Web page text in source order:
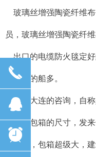
玻璃丝增强陶瓷纤维
员，玻璃丝增强陶瓷纤
出口的电缆防火毯定好
洋山港的船多。
辽宁大连的咨询，自
卷帘的包箱的尺寸，发
供的图，包箱超级大，
끅
뀩
뀥